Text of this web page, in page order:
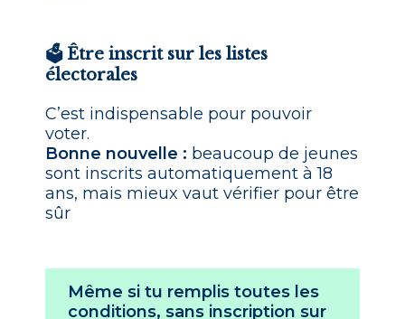
🗳️ Être inscrit sur les listes
électorales
C’est indispensable pour pouvoir
voter.
Bonne nouvelle : beaucoup de jeunes
sont inscrits automatiquement à 18
ans, mais mieux vaut vérifier pour être
sûr
Même si tu remplis toutes les
conditions, sans inscription sur